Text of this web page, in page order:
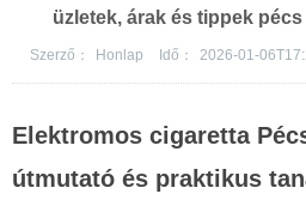
üzletek, árak és tippek
Szerző： Honlap Idő： 2026-01-
Elektromos cigaretta
útmutató és praktikus